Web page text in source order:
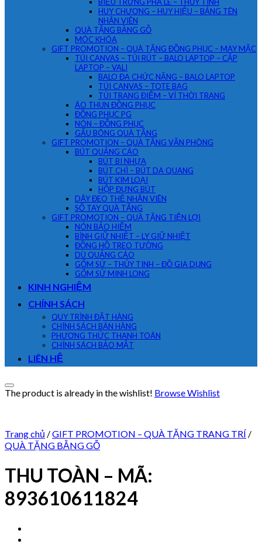
HUY CHƯƠNG – HUY HIỆU – BẢNG TÊN
NHÂN VIÊN
QUÀ TẶNG BẰNG GỖ
MÓC KHÓA
GIFT PROMOTION – QUÀ TẶNG ĐỒNG PHỤC – MAY MẶC
TÚI CANVAS – TÚI RÚT – BALO LAPTOP – CẶP
LAPTOP – VALI
BALO ĐA CHỨC NĂNG – BALO LAPTOP
TÚI CANVAS – TOTE BAG
TÚI TRANG ĐIỂM – VÍ THỜI TRANG
ÁO THUN ĐỒNG PHỤC
ĐỒNG PHỤC PG
NÓN – ĐỒNG PHỤC
GẤU BÔNG QUÀ TẶNG
GIFT PROMOTION – QUÀ TẶNG VĂN PHÒNG
BÚT QUẢNG CÁO
BÚT BI NHỰA
BÚT CHÌ – BÚT DA QUANG
BÚT KIM LOẠI
HỘP ĐỰNG BÚT
DÂY ĐEO THẺ NHÂN VIÊN
SỔ TAY QUÀ TẶNG
GIFT PROMOTION – QUÀ TẶNG TIỆN LỢI
NÓN BẢO HIỂM
BÌNH GIỮ NHIỆT – LY GIỮ NHIỆT
ĐỒNG HỒ TREO TƯỜNG
DÙ QUẢNG CÁO
GỐM SỨ – THỦY TINH – ĐỒ GIA DỤNG
GỐM SỨ MINH LONG
KINH NGHIỆM
CHÍNH SÁCH
QUY TRÌNH ĐẶT HÀNG
CHÍNH SÁCH BÁN HÀNG
PHƯƠNG THỨC THANH TOÁN
CHÍNH SÁCH BẢO MẬT
LIÊN HỆ
The product is already in the wishlist! Browse Wishlist
Trang chủ /GIFT PROMOTION – QUÀ TẶNG TRANG TRÍ /
QUÀ TẶNG BẰNG GỖ
THU TOÀN – MÃ:
893610611824